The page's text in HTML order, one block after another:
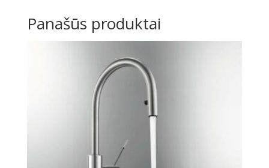
Panašūs produktai